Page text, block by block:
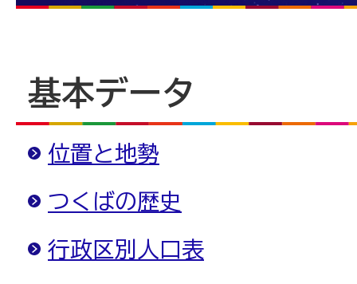
基本データ
位置と地勢
つくばの歴史
行政区別人口表